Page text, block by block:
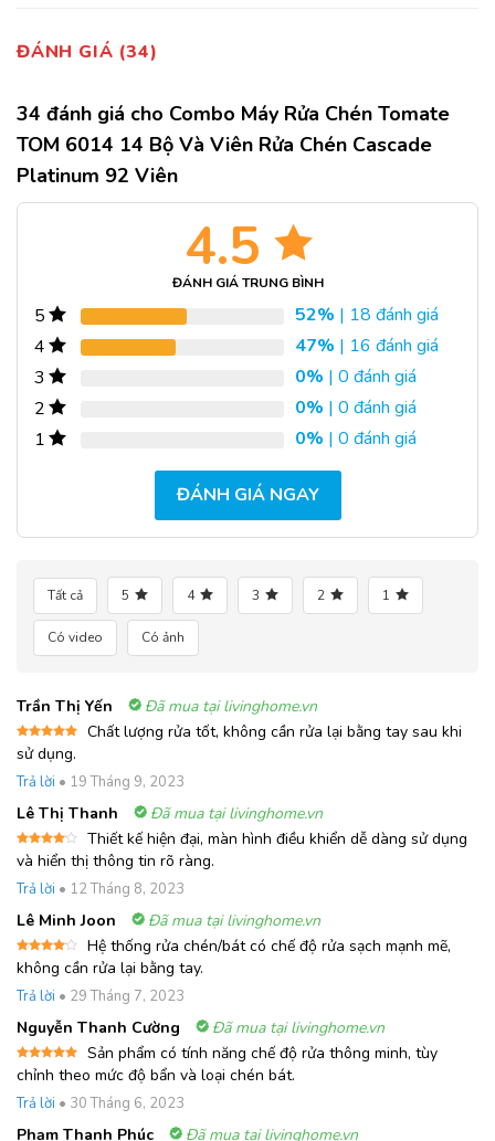
ĐÁNH GIÁ (34)
34 đánh giá cho Combo Máy Rửa Chén Tomate
TOM 6014 14 Bộ Và Viên Rửa Chén Cascade
Platinum 92 Viên
4.5
ĐÁNH GIÁ TRUNG BÌNH
5 52% | 18 đánh giá
4
47% | 16 đánh giá
3
0% | 0 đánh giá
2
0% | 0 đánh giá
1
0% | 0 đánh giá
ĐÁNH GIÁ NGAY
Tất cả 5 4 3 2 1
Có video Có ảnh
Trần Thị Yến Đã mua tại livinghome.vn
Được xếp
hạng55
sao
Chất lượng rửa tốt, không cần rửa lại bằng tay sau khi
sử dụng.
Trả lời • 19 Tháng 9, 2023
Lê Thị Thanh Đã mua tại livinghome.vn
Được
xếp
hạng 4
5 sao
Thiết kế hiện đại, màn hình điều khiển dễ dàng sử dụng
và hiển thị thông tin rõ ràng.
Trả lời • 12 Tháng 8, 2023
Lê Minh Joon Đã mua tại livinghome.vn
Được
xếp
hạng 4
5 sao
Hệ thống rửa chén/bát có chế độ rửa sạch mạnh mẽ,
không cần rửa lại bằng tay.
Trả lời • 29 Tháng 7, 2023
Nguyễn Thanh Cường Đã mua tại livinghome.vn
Được xếp
hạng 5
5
sao
Sản phẩm có tính năng chế độ rửa thông minh, tùy
chỉnh theo mức độ bẩn và loại chén bát.
Trả lời • 30 Tháng 6, 2023
Phạm Thanh Phúc Đã mua tại livinghome.vn